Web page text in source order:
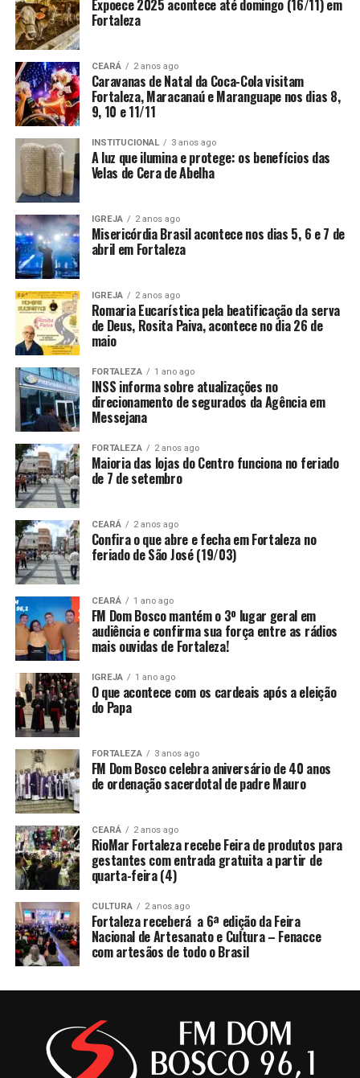
Expoece 2025 acontece até domingo (16/11) em
Fortaleza
CEARÁ 2 anos ago
Caravanas de Natal da Coca-Cola visitam
Fortaleza, Maracanaú e Maranguape nos dias 8,
9, 10 e 11/11
INSTITUCIONAL 3 anos ago
A luz que ilumina e protege: os benefícios das
Velas de Cera de Abelha
IGREJA 2 anos ago
Misericórdia Brasil acontece nos dias 5, 6 e 7 de
abril em Fortaleza
IGREJA 2 anos ago
Romaria Eucarística pela beatificação da serva
de Deus, Rosita Paiva, acontece no dia 26 de
maio
FORTALEZA 1 ano ago
INSS informa sobre atualizações no
direcionamento de segurados da Agência em
Messejana
FORTALEZA 2 anos ago
Maioria das lojas do Centro funciona no feriado
de 7 de setembro
CEARÁ 2 anos ago
Confira o que abre e fecha em Fortaleza no
feriado de São José (19/03)
CEARÁ 1 ano ago
FM Dom Bosco mantém o 3º lugar geral em
audiência e confirma sua força entre as rádios
mais ouvidas de Fortaleza!
IGREJA 1 ano ago
O que acontece com os cardeais após a eleição
do Papa
FORTALEZA 3 anos ago
FM Dom Bosco celebra aniversário de 40 anos
de ordenação sacerdotal de padre Mauro
CEARÁ 2 anos ago
RioMar Fortaleza recebe Feira de produtos para
gestantes com entrada gratuita a partir de
quarta-feira (4)
CULTURA 2 anos ago
Fortaleza receberá a 6ª edição da Feira
Nacional de Artesanato e Cultura – Fenacce
com artesãos de todo o Brasil